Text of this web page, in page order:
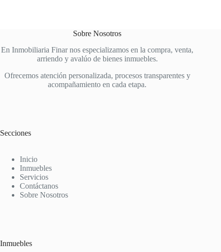
Sobre Nosotros
En Inmobiliaria Finar nos especializamos en la compra, venta,
arriendo y avalúo de bienes inmuebles.
Ofrecemos atención personalizada, procesos transparentes y
acompañamiento en cada etapa.
Secciones
Inicio
Inmuebles
Servicios
Contáctanos
Sobre Nosotros
Inmuebles